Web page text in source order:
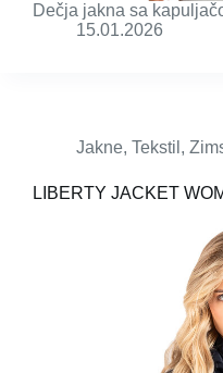
Dečja jakna sa
15.01.2026
Jakne, Tekstil ,
LIBERTY JACKET